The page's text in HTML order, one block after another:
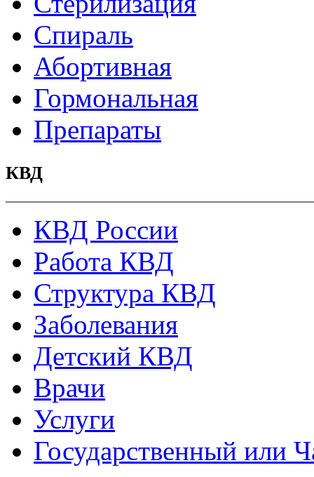
Спираль
Абортивная
Гормональная
Препараты
КВД
КВД России
Работа КВД
Структура КВД
Заболевания
Детский КВД
Врачи
Услуги
Государственный или